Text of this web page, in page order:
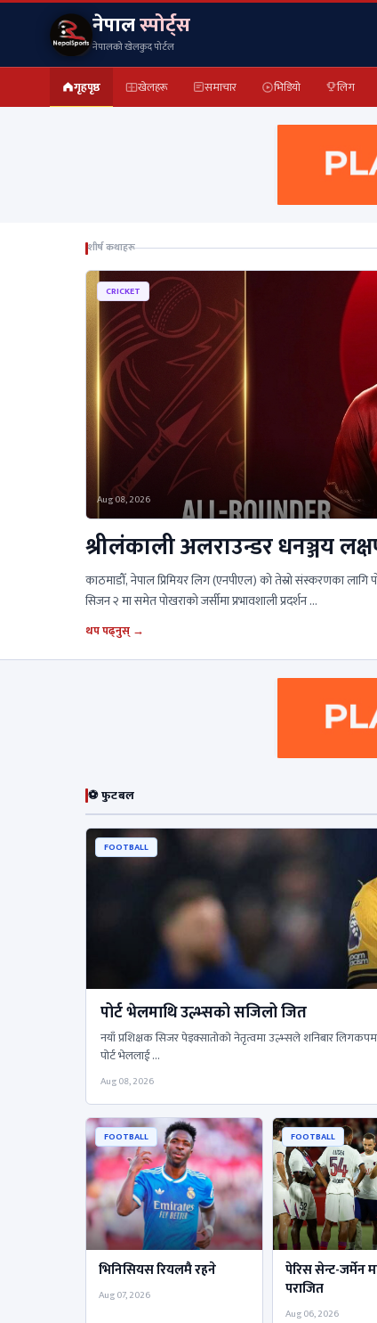
नेपालस्पोर्ट्स
नेपालको खेलकुद पोर्टल
गृहपृष्ठ खेलहरू समाचार भिडियो लिग
शीर्ष कथाहरू
CRICKET
Aug 08, 2026
श्रीलंकाली अलराउन्डर धनञ्जय
काठमाडौँ, नेपाल प्रिमियर लिग (एनपीएल) को तेस्रो संस्करणका
सिजन २ मा समेत पोखराको जर्सीमा प्रभावशाली प्रदर्शन …
थप पढ्नुस् →
⚽ फुटबल
FOOTBALL
पोर्ट भेलमाथि उल्भ्सको सजिलो जित
नयाँ प्रशिक्षक सिजर पेइक्सातोको नेतृत्वमा उल्भ्सले शनिबार
पोर्ट भेललाई …
Aug 08, 2026
FOOTBALL
भिनिसियस रियलमै रहने
Aug 07, 2026
FOOTBALL
पेरिस सेन्ट-जर्मेन
पराजित
Aug 06, 2026